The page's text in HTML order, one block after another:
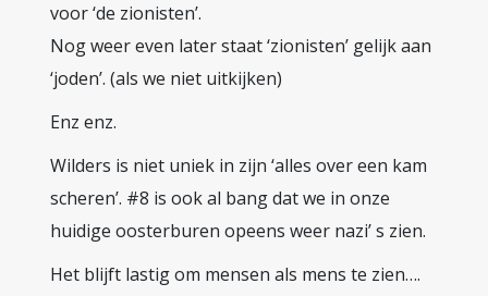
voor ‘de zionisten’.
Nog weer even later staat ‘zionisten’ gelijk aan
‘joden’. (als we niet uitkijken)
Enz enz.
Wilders is niet uniek in zijn ‘alles over een kam
scheren’. #8 is ook al bang dat we in onze
huidige oosterburen opeens weer nazi’ s zien.
Het blijft lastig om mensen als mens te zien….